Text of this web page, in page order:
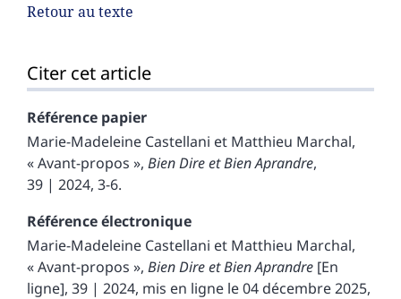
Retour au texte
Citer cet article
Référence papier
Marie-Madeleine Castellani et Matthieu Marchal,
« Avant-propos », Bien Dire et Bien Aprandre,
39 | 2024, 3-6.
Référence électronique
Marie-Madeleine Castellani et Matthieu Marchal,
« Avant-propos », Bien Dire et Bien Aprandre [En
ligne], 39 | 2024, mis en ligne le 04 décembre 2025,